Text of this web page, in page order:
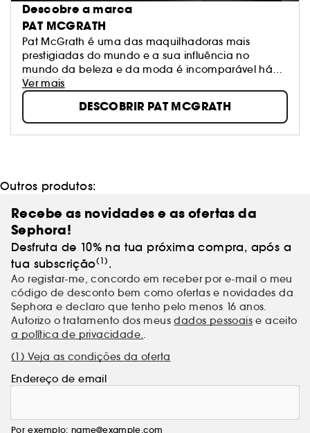
Descobre a marca
PAT MCGRATH
Pat McGrath é uma das maquilhadoras mais
prestigiadas do mundo e a sua influência no
mundo da beleza e da moda é incomparável há
mais de 20 anos. As suas criações são apresentadas
em desfiles de moda, anúncios publicitários e
revistas e definem os futuros cânones da beleza.
Ver mais
DESCOBRIR PAT MCGRATH
Outros produtos:
Recebe as novidades e as ofertas da
Sephora!
Desfruta de 10% na tua próxima compra, após a
tua subscrição(1) .
Ao registar-me, concordo em receber por e-mail o meu
código de desconto bem como ofertas e novidades da
Sephora e declaro que tenho pelo menos 16 anos.
Autorizo o tratamento dos meusdados pessoais e aceito
a política de privacidade..
(1) Veja as condições da oferta
Endereço de email
Por exemplo: name@example.com